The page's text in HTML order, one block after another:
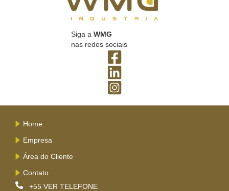
Siga a WMG
nas redes sociais
Home
Empresa
Área do Cliente
Contato
+55 VER TELEFONE